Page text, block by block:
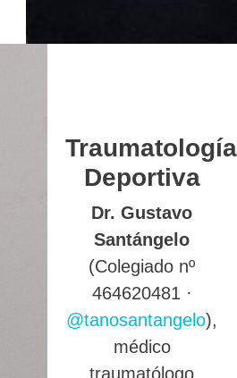
Traumatología
Deportiva
Dr. Gustavo
Santángelo
(Colegiado nº
464620481 ·
@tanosantangelo),
médico
traumatólogo